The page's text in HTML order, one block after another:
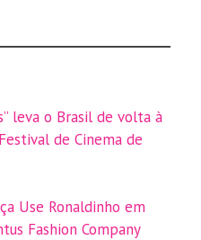
leva o Brasil de volta à
de Cinema de
Use Ronaldinho em
Fashion Company